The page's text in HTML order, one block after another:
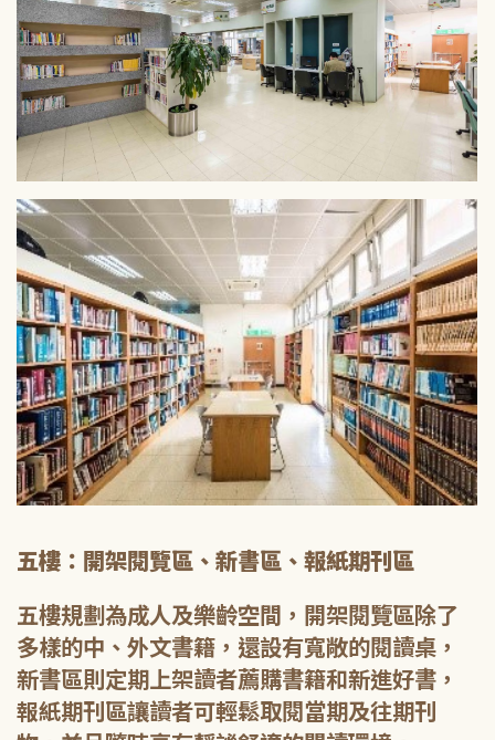
五樓：開架閱覽區、新書區、報紙期刊區
五樓規劃為成人及樂齡空間，開架閱覽區除了
多樣的中、外文書籍，還設有寬敞的閱讀桌，
新書區則定期上架讀者薦購書籍和新進好書，
報紙期刊區讓讀者可輕鬆取閱當期及往期刊